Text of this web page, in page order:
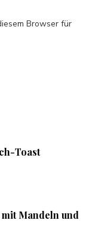
Browser für
Toast
Mandeln und